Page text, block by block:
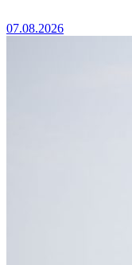
07.08.2026